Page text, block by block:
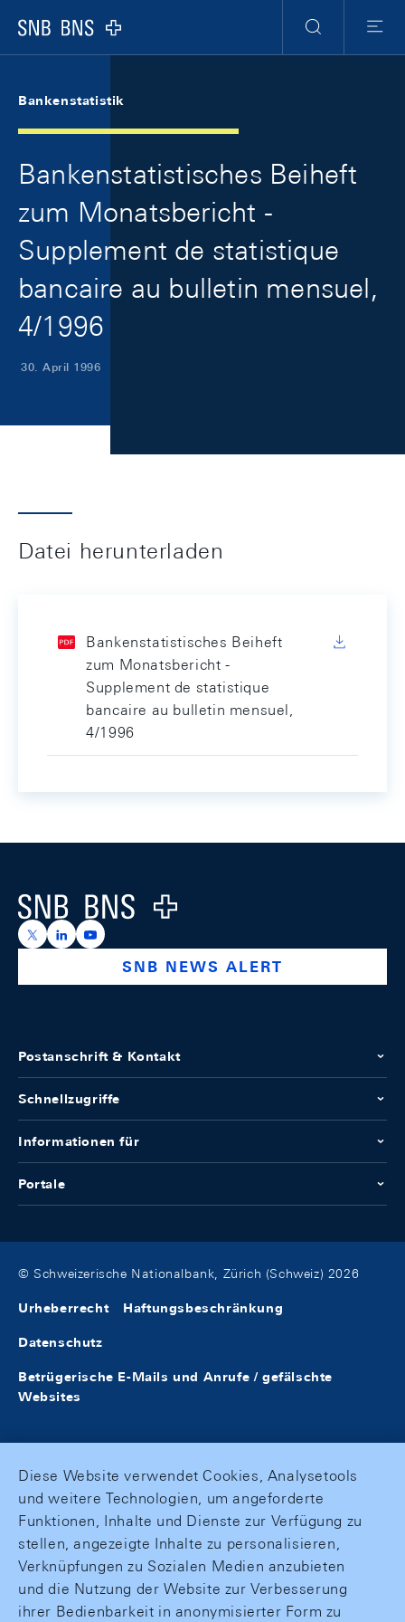
Logo
Suche
Menu
Bankenstatistik
Bankenstatistisches Beiheft
zum Monatsbericht -
Supplement de statistique
bancaire au bulletin mensuel,
4/1996
30. April 1996
Datei herunterladen
Bankenstatistisches Beiheft
zum Monatsbericht -
Supplement de statistique
bancaire au bulletin mensuel,
4/1996
Logo
https://x.com/snb_bns
https://ch.linkedin.com/company/swiss-national-
https://www.youtube.com/@swissnationalbank
SNB NEWS ALERT
Postanschrift & Kontakt
Schnellzugriffe
Informationen für
Portale
© Schweizerische Nationalbank, Zürich (Schweiz) 2026
Urheberrecht Haftungsbeschränkung
Datenschutz
Betrügerische E-Mails und Anrufe / gefälschte
Websites
Diese Website verwendet Cookies, Analysetools
und weitere Technologien, um angeforderte
Funktionen, Inhalte und Dienste zur Verfügung zu
stellen, angezeigte Inhalte zu personalisieren,
Verknüpfungen zu Sozialen Medien anzubieten
und die Nutzung der Website zur Verbesserung
ihrer Bedienbarkeit in anonymisierter Form zu